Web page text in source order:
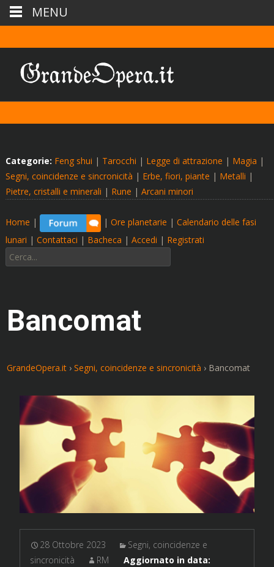
Categorie: Feng shui | Tarocchi | Legge di attrazione | Magia |
Segni, coincidenze e sincronicità | Erbe, fiori, piante | Metalli |
Pietre, cristalli e minerali | Rune | Arcani minori
Home | | Ore planetarie | Calendario delle fasi
lunari | Contattaci | Bacheca | Accedi | Registrati
Cerca:
Bancomat
GrandeOpera.it ›Segni, coincidenze e sincronicità › Bancomat
28 Ottobre 2023
Segni, coincidenze e
sincronicità
RM
Aggiornato in data:
MENU